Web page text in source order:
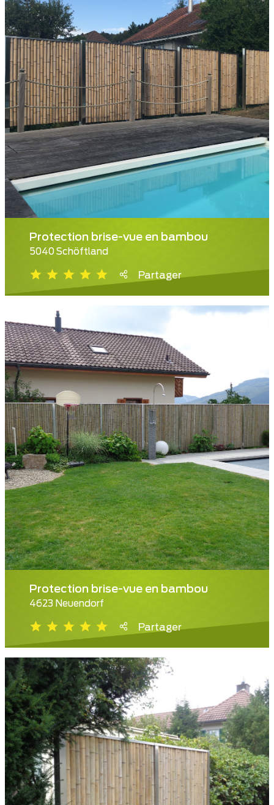
Protection brise-vue en bambou
5040 Schöftland
Partager
Protection brise-vue en bambou
4623 Neuendorf
Partager